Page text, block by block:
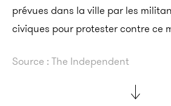
prévues dans la ville par les
civiques pour protester contre ce
Source : The Independent